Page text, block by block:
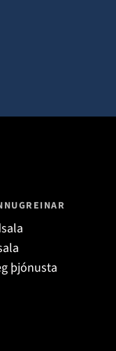
þjónusta